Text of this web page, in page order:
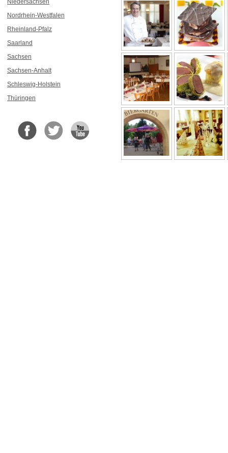
Niedersachsen
Nordrhein-Westfalen
Rheinland-Pfalz
Saarland
Sachsen
Sachsen-Anhalt
Schleswig-Holstein
Thüringen